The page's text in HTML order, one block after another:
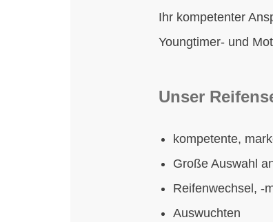
Ihr kompetenter
Youngtimer- und
Unser
kompetente,
Große Auswahl
Reifenwechsel, -
Auswuchten